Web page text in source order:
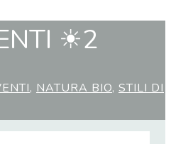
☀2
, NATURA BIO, STILI DI